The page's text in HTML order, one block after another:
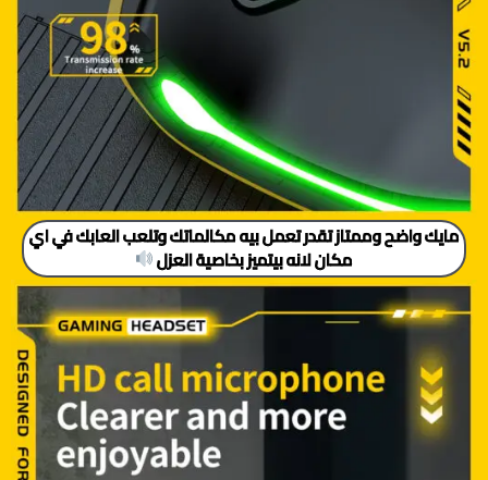
مايك واضح وممتاز تقدر تعمل بيه مكالماتك وتلعب العابك في اي
مكان لانه بيتميز بخاصية العزل